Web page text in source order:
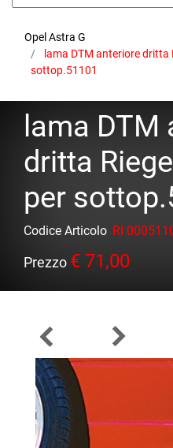
Opel Astra G
lama DTM anteriore dritta
sottop.51101
lama
dritta
per
Codice Articolo RI
Prezzo € 71,00